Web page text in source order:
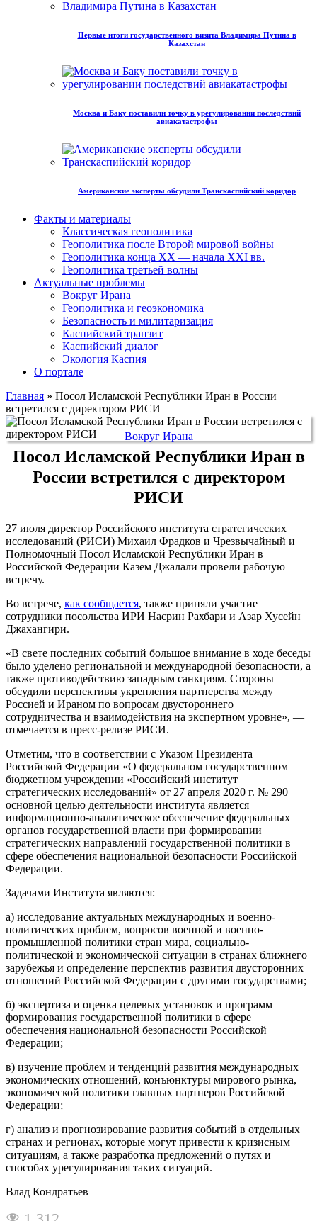
Первые итоги государственного визита Владимира Путина в
Казахстан
Москва и Баку поставили точку в урегулировании последствий
авиакатастрофы
Американские эксперты обсудили Транскаспийский коридор
Факты и материалы
Классическая геополитика
Геополитика после Второй мировой войны
Геополитика конца XX — начала XXI вв.
Геополитика третьей волны
Актуальные проблемы
Вокруг Ирана
Геополитика и геоэкономика
Безопасность и милитаризация
Каспийский транзит
Каспийский диалог
Экология Каспия
О портале
Главная » Посол Исламской Республики Иран в России
встретился с директором РИСИ
Вокруг Ирана
Посол Исламской Республики Иран в
России встретился с директором
РИСИ
27 июля директор Российского института стратегических
исследований (РИСИ) Михаил Фрадков и Чрезвычайный и
Полномочный Посол Исламской Республики Иран в
Российской Федерации Казем Джалали провели рабочую
встречу.
Во встрече, как сообщается, также приняли участие
сотрудники посольства ИРИ Насрин Рахбари и Азар Хусейн
Джахангири.
«В свете последних событий большое внимание в ходе беседы
было уделено региональной и международной безопасности, а
также противодействию западным санкциям. Стороны
обсудили перспективы укрепления партнерства между
Россией и Ираном по вопросам двустороннего
сотрудничества и взаимодействия на экспертном уровне», —
отмечается в пресс-релизе РИСИ.
Отметим, что в соответствии с Указом Президента
Российской Федерации «О федеральном государственном
бюджетном учреждении «Российский институт
стратегических исследований» от 27 апреля 2020 г. № 290
основной целью деятельности института является
информационно-аналитическое обеспечение федеральных
органов государственной власти при формировании
стратегических направлений государственной политики в
сфере обеспечения национальной безопасности Российской
Федерации.
Задачами Института являются:
а) исследование актуальных международных и военно-
политических проблем, вопросов военной и военно-
промышленной политики стран мира, социально-
политической и экономической ситуации в странах ближнего
зарубежья и определение перспектив развития двусторонних
отношений Российской Федерации с другими государствами;
б) экспертиза и оценка целевых установок и программ
формирования государственной политики в сфере
обеспечения национальной безопасности Российской
Федерации;
в) изучение проблем и тенденций развития международных
экономических отношений, конъюнктуры мирового рынка,
экономической политики главных партнеров Российской
Федерации;
г) анализ и прогнозирование развития событий в отдельных
странах и регионах, которые могут привести к кризисным
ситуациям, а также разработка предложений о путях и
способах урегулирования таких ситуаций.
Влад Кондратьев